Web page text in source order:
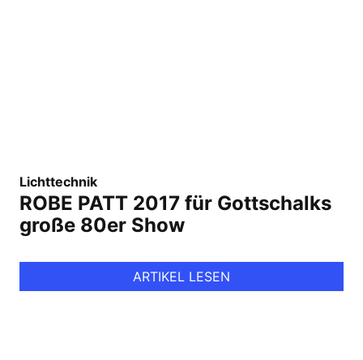
Lichttechnik
ROBE PATT 2017 für Gottschalks
große 80er Show
ARTIKEL LESEN